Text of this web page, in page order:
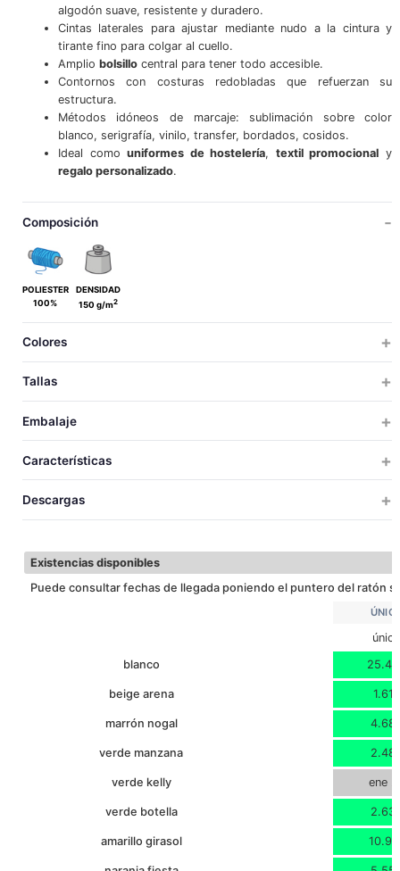
algodón suave, resistente y duradero.
Cintas laterales para ajustar mediante nudo a la cintura y
tirante fino para colgar al cuello.
Amplio bolsillocentral para tener todo accesible.
Contornos con costuras redobladas que refuerzan su
estructura.
Métodos idóneos de marcaje: sublimación sobre color
blanco, serigrafía, vinilo, transfer, bordados, cosidos.
Ideal comouniformes de hostelería, textil promocional y
regalo personalizado.
Composición
POLIESTER
100%
DENSIDAD
150 g/m2
Colores
Tallas
TALLAS ÚNICA
ANCHO BOLSILLO 24
Embalaje
Características
Descargas
Existencias disponibles
Puede consultar fechas de llegada poniendo el puntero del ratón
única
blanco
beige arena 1.617
marrón nogal
verde manzana
verde kelly ene
verde botella
amarillo girasol